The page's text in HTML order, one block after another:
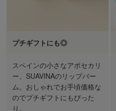
プチギフトにも◎
スペインの小さなアポセカリ
ー、SUAVINAのリップバー
ム。おしゃれでお手頃価格な
のでプチギフトにもぴった
り。